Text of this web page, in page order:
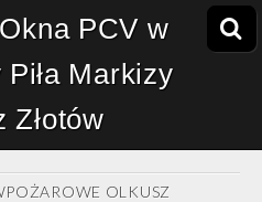
PCV w
Markizy
Złotów
OLKUSZ